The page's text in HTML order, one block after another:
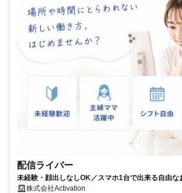
配信ライバー
未経験・顔出しなしOK／スマホ1台で出来る自由な
株式会社Activation